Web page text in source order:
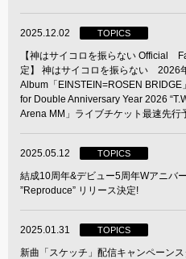
2025.12.02 TOPICS
【神はサイコロを振らない Official
定】 神はサイコロを振らない
Album「EINSTEIN=ROSEN
for Double Anniversary Year 2026
Arena MM」ライブチケット最速先行
2025.05.12 TOPICS
結成10周年&デビュー5周年Wアニバ
”Reproduce” リリース決定!
2025.01.31 TOPICS
新曲「スケッチ」配信キャンペーンス